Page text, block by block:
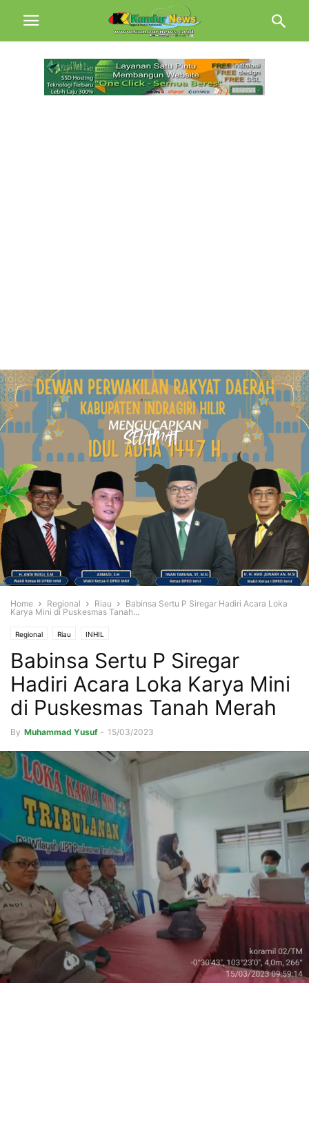
Home Regional Riau
Babinsa Sertu P Siregar Hadiri Acara Loka
Karya Mini di Puskesmas Tanah...
Regional Riau INHIL
Babinsa Sertu P Siregar
Hadiri Acara Loka Karya Mini
di Puskesmas Tanah Merah
By Muhammad Yusuf - 15/03/2023